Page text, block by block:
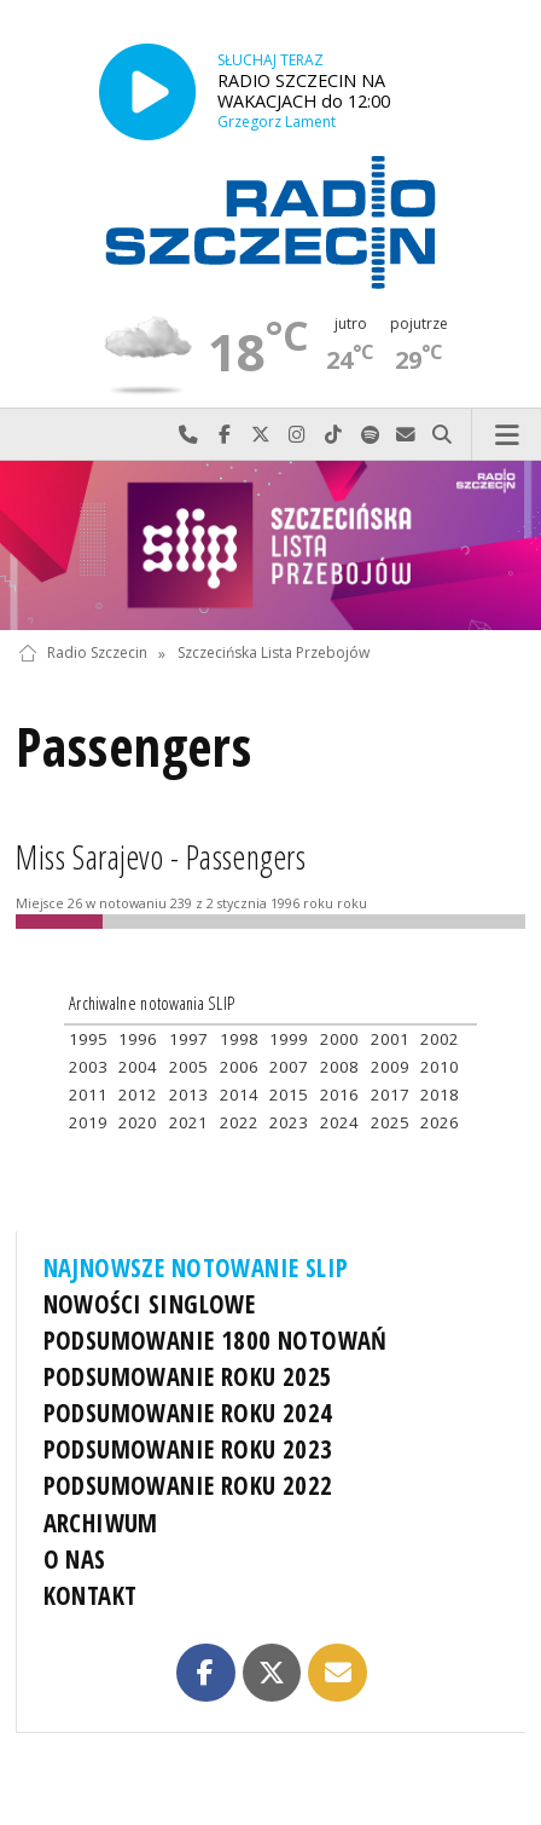
SŁUCHAJ TERAZ
RADIO SZCZECIN NA
WAKACJACH do 12:00
Grzegorz Lament
18°C jutro
24°C
pojutrze
29°C
Najlepiej po prostu do nas zadzwoń
Odwiedź nas na Facebook-u
Odwiedź nas na X
Odwiedź nas na Instagram-ie
Odwiedź nas na TikTok-u
Szukaj nas na Spotify
Wyślij do nas
Szukaj
Radio Szczecin » Szczecińska Lista Przebojów
Passengers
Miss Sarajevo - Passengers
Miejsce 26 w notowaniu 239 z 2 stycznia 1996 roku roku
Archiwalne notowania SLIP
1995 1996 1997 1998 1999 2000 2001
2002
2003 2004 2005 2006 2007 2008 2009 2010
2011
2012 2013 2014 2015 2016 2017 2018
2019 2020 2021 2022 2023 2024 2025 2026
NAJNOWSZE NOTOWANIE SLIP
NOWOŚCI SINGLOWE
PODSUMOWANIE 1800 NOTOWAŃ
PODSUMOWANIE ROKU 2025
PODSUMOWANIE ROKU 2024
PODSUMOWANIE ROKU 2023
PODSUMOWANIE ROKU 2022
ARCHIWUM
O NAS
KONTAKT